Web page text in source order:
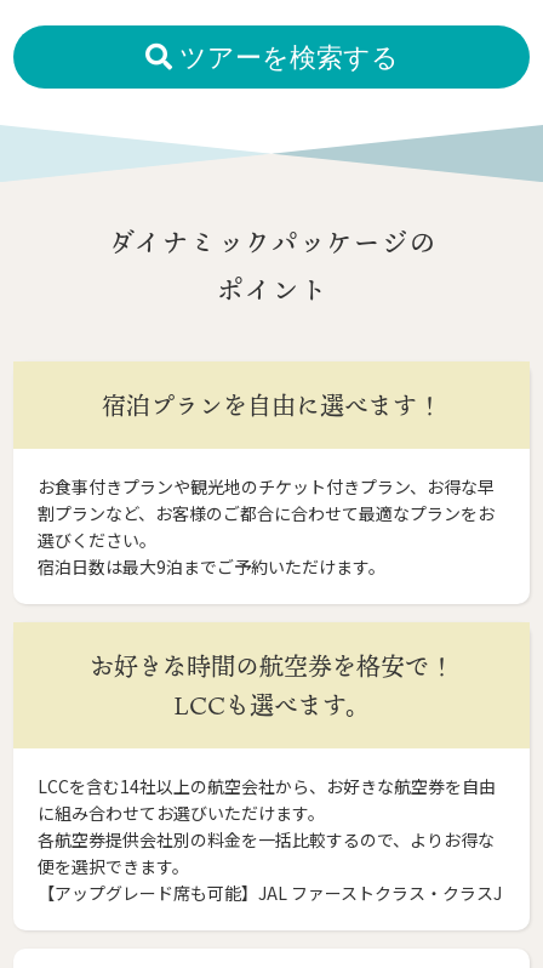
ツアーを検索する
ダイナミックパッケージの
ポイント
宿泊プランを自由に選べます！
お食事付きプランや観光地のチケット付きプラン、お得な早
割プランなど、お客様のご都合に合わせて最適なプランをお
選びください。
宿泊日数は最大9泊までご予約いただけます。
お好きな時間の航空券を格安で！
LCCも選べます。
LCCを含む14社以上の航空会社から、お好きな航空券を自由
に組み合わせてお選びいただけます。
各航空券提供会社別の料金を一括比較するので、よりお得な
便を選択できます。
【アップグレード席も可能】JAL ファーストクラス・クラスJ